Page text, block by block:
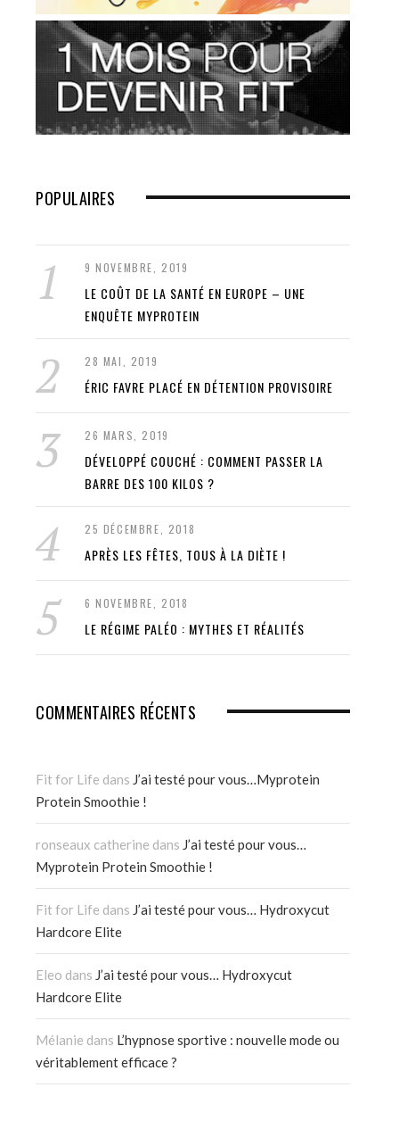
POPULAIRES
9 NOVEMBRE, 2019
LE COÛT DE LA SANTÉ EN EUROPE – UNE
ENQUÊTE MYPROTEIN
28 MAI, 2019
ÉRIC FAVRE PLACÉ EN DÉTENTION PROVISOIRE
26 MARS, 2019
DÉVELOPPÉ COUCHÉ : COMMENT PASSER LA
BARRE DES 100 KILOS ?
25 DÉCEMBRE, 2018
APRÈS LES FÊTES, TOUS À LA DIÈTE !
6 NOVEMBRE, 2018
LE RÉGIME PALÉO : MYTHES ET RÉALITÉS
COMMENTAIRES RÉCENTS
Fit for Life dans J’ai testé pour vous…Myprotein
Protein Smoothie !
ronseaux catherine dans J’ai testé pour vous…
Myprotein Protein Smoothie !
Fit for Life dans J’ai testé pour vous… Hydroxycut
Hardcore Elite
Eleo dans J’ai testé pour vous… Hydroxycut
Hardcore Elite
Mélanie dans L’hypnose sportive : nouvelle mode ou
véritablement efficace ?